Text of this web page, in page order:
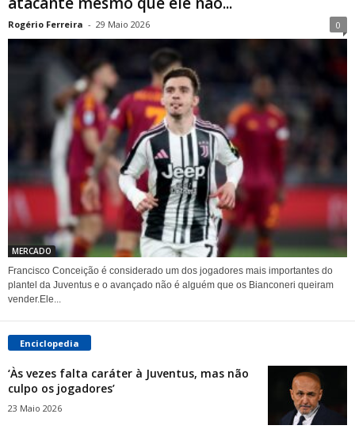
Rogério Ferreira - 29 Maio 2026 0
MERCADO
Francisco Conceição é considerado um dos jogadores mais importantes do
plantel da Juventus e o avançado não é alguém que os Bianconeri queiram
vender.Ele...
Enciclopedia
‘Às vezes falta caráter à Juventus, mas não
culpo os jogadores’
23 Maio 2026